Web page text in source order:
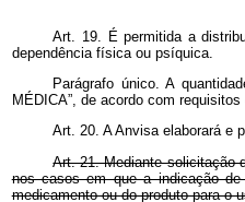
Art. 19. É permitida a
dependência física ou psíquica.
Parágrafo único. A
MÉDICA”, de acordo com
Art. 20. A Anvisa elaborará e
Art. 21. Mediante solicitação
nos casos em que a indicação
medicamento ou do produto para o